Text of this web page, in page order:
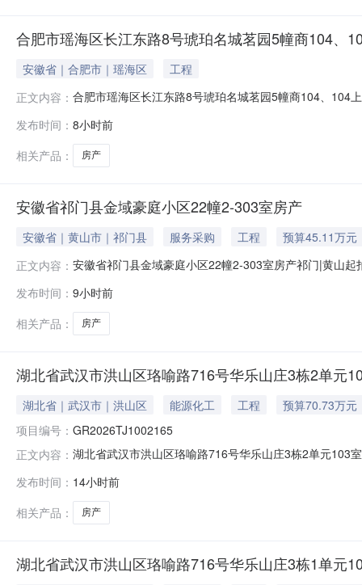
合肥市瑶海区长江东路8号琥珀名城茗园5幢商104、
安徽省｜合肥市｜瑶海区
工程
正文内容： 合肥市瑶海区长江东路8号琥珀名城茗园5幢商104、104
赁情况无钥匙被执行人使用权利限制情况及瑕疵情况1、
发布时间： 8小时前
相关产品：
房产
安徽省祁门县金域豪庭小区22幢2-303室房产
安徽省｜黄山市｜祁门县 服务采购 工程
预算45.11万元
正文内容： 安徽省祁门县金域豪庭小区22幢2-303室房产祁门|黄山
情况1.被安徽省祁门县人民法院查封2.抵押权人：有成
发布时间： 9小时前
相关产品：
房产
湖北省武汉市洪山区珞喻路716号华乐山庄3栋2单元
湖北省｜武汉市｜洪山区 能源化工 工程
预算70.73万元
项目编号： GR2026TJ1002165
正文内容： 湖北省武汉市洪山区珞喻路716号华乐山庄3栋2单元103
10挂牌日期2026-08-05交易方式动态报价转让事项说明
发布时间： 14小时前
相关产品：
房产
湖北省武汉市洪山区珞喻路716号华乐山庄3栋1单元